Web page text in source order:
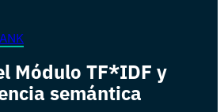
Módulo TF*IDF y
semántica